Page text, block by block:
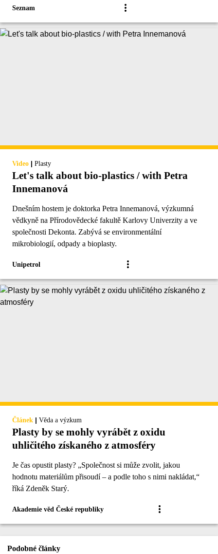
Seznam
Video | Plasty
Let's talk about bio-plastics / with Petra
Innemanová
Dnešním hostem je doktorka Petra Innemanová, výzkumná
vědkyně na Přírodovědecké fakultě Karlovy Univerzity a ve
společnosti Dekonta. Zabývá se environmentální
mikrobiologií, odpady a bioplasty.
Unipetrol
Článek | Věda a výzkum
Plasty by se mohly vyrábět z oxidu
uhličitého získaného z atmosféry
Je čas opustit plasty? „Společnost si může zvolit, jakou
hodnotu materiálům přisoudí – a podle toho s nimi nakládat,“
říká Zdeněk Starý.
Akademie věd České republiky
Podobné články